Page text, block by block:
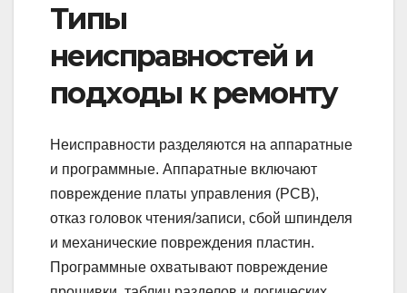
Типы
неисправностей и
подходы к ремонту
Неисправности разделяются на аппаратные
и программные. Аппаратные включают
повреждение платы управления (PCB),
отказ головок чтения/записи, сбой шпинделя
и механические повреждения пластин.
Программные охватывают повреждение